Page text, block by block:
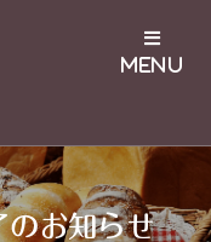
お知らせ